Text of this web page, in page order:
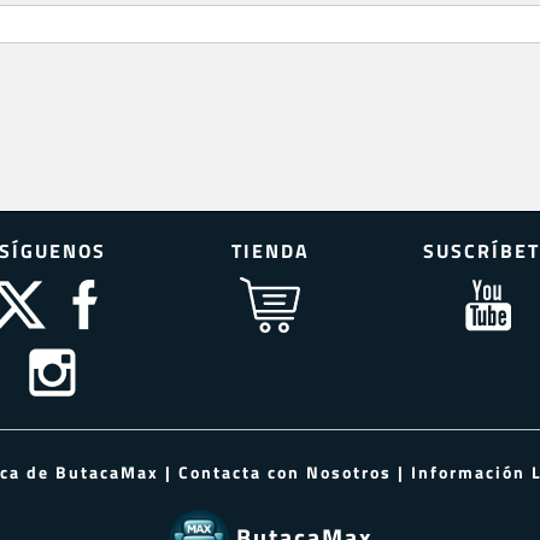
TIENDA
de ButacaMax | Contacta con Nosotros | Información